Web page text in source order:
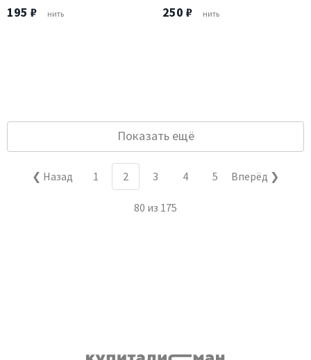
195 ₽ нить 250 ₽ нить
Показать ещё
❮ Назад 1 2 3 4 5 Вперёд ❯
80 из 175